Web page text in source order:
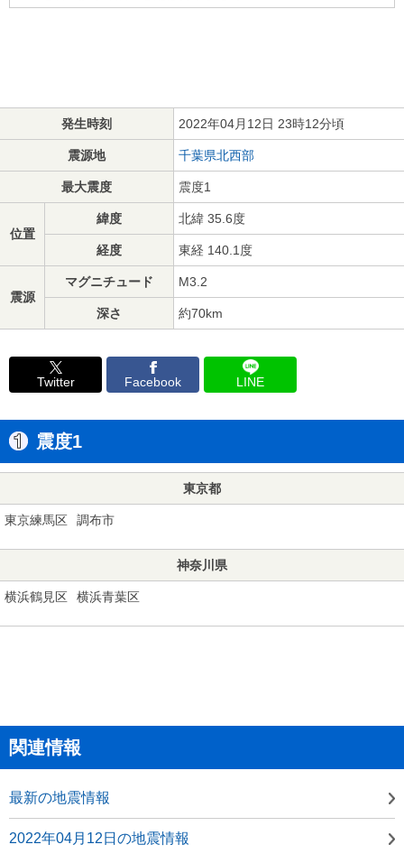
発生時刻 2022年04月12日 23時12分頃
震源地 千葉県北西部
最大震度 震度1
位置
緯度 北緯 35.6度
経度 東経 140.1度
震源
マグニチュード M3.2
深さ 約70km
Twitter Facebook LINE
震度1
東京都
東京練馬区 調布市
神奈川県
横浜鶴見区 横浜青葉区
関連情報
最新の地震情報
2022年04月12日の地震情報